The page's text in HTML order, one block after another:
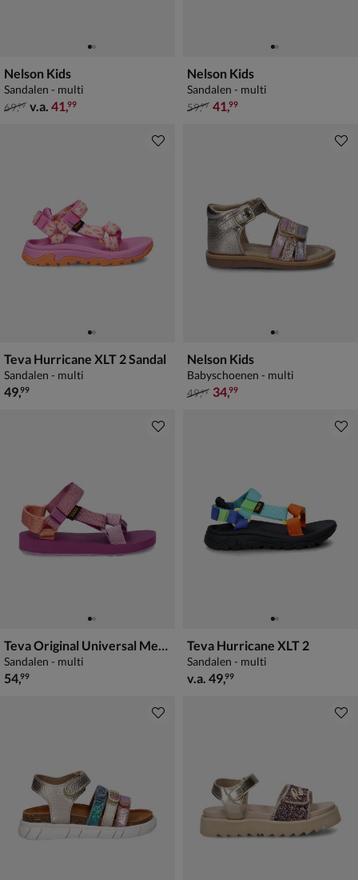
Nelson Kids
Sandalen - multi
van € 69,99 vanaf € 41,99
69,99 v.a. 41,99
Nelson Kids
Sandalen - multi
van € 59,99 voor € 41,99
59,99 41,99
Teva Hurricane XLT 2 Sandal
Sandalen - multi
€ 49,99
49,99
Nelson Kids
Babyschoenen - multi
van € 49,99 voor € 34,99
49,99 34,99
Teva Original Universal Metallic
Sandalen - multi
€ 54,99
54,99
Teva Hurricane XLT 2
Sandalen - multi
vanaf € 49,99
v.a. 49,99